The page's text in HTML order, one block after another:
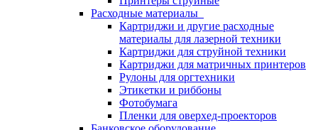
Расходные материалы
Картриджи и другие расходные
материалы для лазерной техники
Картриджи для струйной техники
Картриджи для матричных принтеров
Рулоны для оргтехники
Этикетки и риббоны
Фотобумага
Пленки для оверхед-проекторов